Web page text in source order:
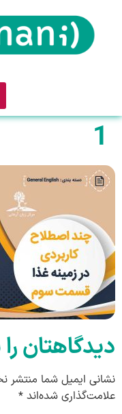
1
دیدگاهتان
نشانی ایمیل شما منتشر
علامت‌گذاری شده‌اند *